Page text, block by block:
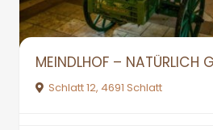
MEINDLHOF – NATÜRLICH
Schlatt 12, 4691 Schlatt